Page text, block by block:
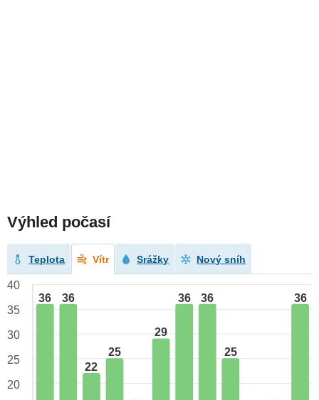
Výhled počasí
Teplota Vítr Srážky Nový sníh
36 36
22
25
29
36 36
25
36
40
35
30
25
20